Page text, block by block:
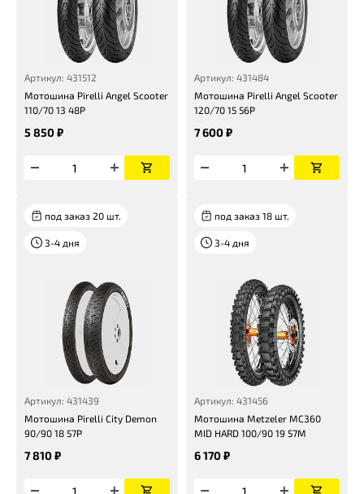
Артикул: 431512
Мотошина Pirelli Angel Scooter
110/70 13 48P
5 850 ₽
Артикул: 431484
Мотошина Pirelli Angel Scooter
120/70 15 56P
7 600 ₽
под заказ 20 шт.
3-4 дня
Артикул: 431439
Мотошина Pirelli City Demon
90/90 18 57P
7 810 ₽
под заказ 18 шт.
3-4 дня
Артикул: 431456
Мотошина Metzeler MC360
MID HARD 100/90 19 57M
6 170 ₽